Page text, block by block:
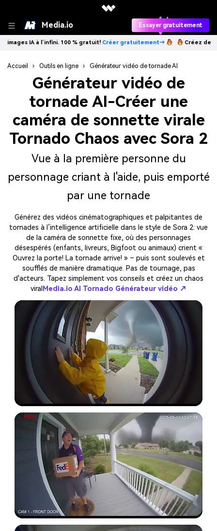
Media.io Essayer gratuitement
100 % gratuit!Créer gratuitement→ Créez des images IA à l’infini.
Accueil › Outils en ligne › Générateur vidéo de tornade AI
Générateur vidéo de
tornade AI-Créer une
caméra de sonnette virale
Tornado Chaos avec Sora 2
Vue à la première personne du
personnage criant à l'aide, puis emporté
par une tornade
Générez des vidéos cinématographiques et palpitantes de
tornades à l’intelligence artificielle dans le style de Sora 2: vue
de la caméra de sonnette fixe, où des personnages
désespérés (enfants, livreurs, Bigfoot ou animaux) crient «
Ouvrez la porte! La tornade arrive! » – puis sont soulevés et
soufflés de manière dramatique. Pas de tournage, pas
d'acteurs. Tapez simplement vos conseils et créez un chaos
viral Media.io AI Tornado Générateur vidéo ↗